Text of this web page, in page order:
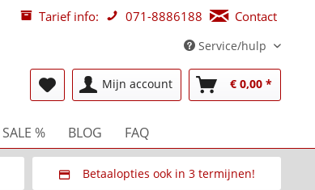
Tarief info: 071-8886188 Contact
Service/hulp
Mijn account € 0,00 *
% BLOG FAQ
Betaalopties ook in 3 termijnen!